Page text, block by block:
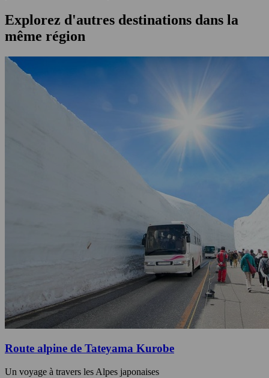
Explorez d'autres destinations dans la
même région
Route alpine de Tateyama Kurobe
Un voyage à travers les Alpes japonaises